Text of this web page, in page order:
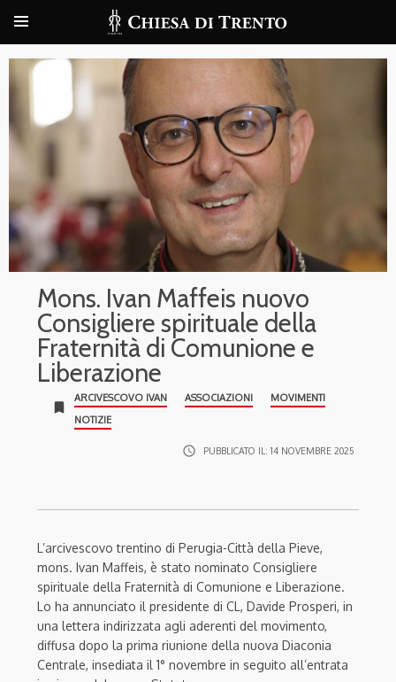
Mons. Ivan Maffeis nuovo
Consigliere spirituale della
Fraternità di Comunione e
Liberazione
bookmark
ARCIVESCOVO IVAN ASSOCIAZIONI
MOVIMENTI
NOTIZIE
access_time PUBBLICATO IL: 14 NOVEMBRE 2025
L’arcivescovo trentino di Perugia-Città della Pieve,
mons. Ivan Maffeis, è stato nominato Consigliere
spirituale della Fraternità di Comunione e Liberazione.
Lo ha annunciato il presidente di CL, Davide Prosperi, in
una lettera indirizzata agli aderenti del movimento,
diffusa dopo la prima riunione della nuova Diaconia
Centrale, insediata il 1° novembre in seguito all’entrata